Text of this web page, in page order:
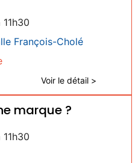
François-Cholé
Voir le détail >
marque ?